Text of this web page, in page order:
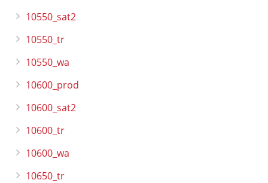
10550_sat2
10550_tr
10550_wa
10600_prod
10600_sat2
10600_tr
10600_wa
10650_tr